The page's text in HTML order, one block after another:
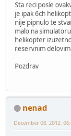
Sta reci posle
je ipak 6ch
nije pipnulo te
malo na
helikopter
reservnim
Pozdrav
nenad
December 08, 2012,